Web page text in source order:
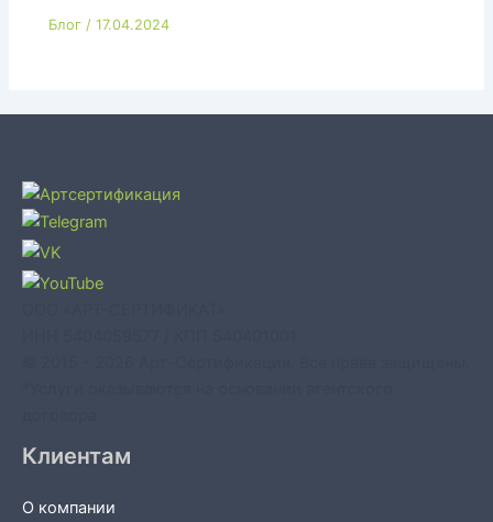
Блог /17.04.2024
Клиентам
О компании